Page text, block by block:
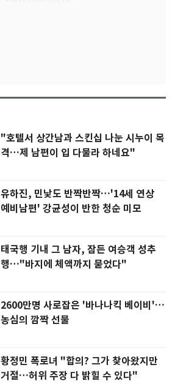
"호텔서 상간남과 스킨십 나눈 시누이 목
격…제 남편이 입 다물라 하네요"
유하진, 민낯도 반짝반짝…'14세 연상
예비남편' 강균성이 반한 청순 미모
태국행 기내 그 남자, 잠든 여승객 성추
행…"바지에 체액까지 묻었다"
2600만명 사로잡은 '바나나킥 베이비'…
농심의 깜짝 선물
황정민 폭로녀 "합의? 그가 찾아왔지만
거절…허위 주장 다 밝힐 수 있다"